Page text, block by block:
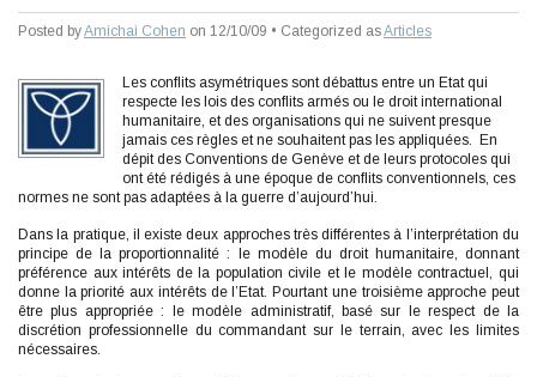
Posted byAmichai Cohen on 12/10/09 • Categorized asArticles
Les conflits asymétriques sont débattus entre un Etat qui
respecte les lois des conflits armés ou le droit international
humanitaire, et des organisations qui ne suivent presque
jamais ces règles et ne souhaitent pas les appliquées. En
dépit des Conventions de Genève et de leurs protocoles qui
ont été rédigés à une époque de conflits conventionnels, ces
normes ne sont pas adaptées à la guerre d’aujourd’hui.
Dans la pratique, il existe deux approches très différentes à l’interprétation du
principe de la proportionnalité : le modèle du droit humanitaire, donnant
préférence aux intérêts de la population civile et le modèle contractuel, qui
donne la priorité aux intérêts de l’Etat. Pourtant une troisième approche peut
être plus appropriée : le modèle administratif, basé sur le respect de la
discrétion professionnelle du commandant sur le terrain, avec les limites
nécessaires.